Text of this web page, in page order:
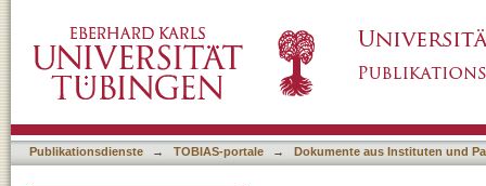
Nehemiah
Publikationsdienste → TOBIAS-portale → Dokumente aus Instituten und